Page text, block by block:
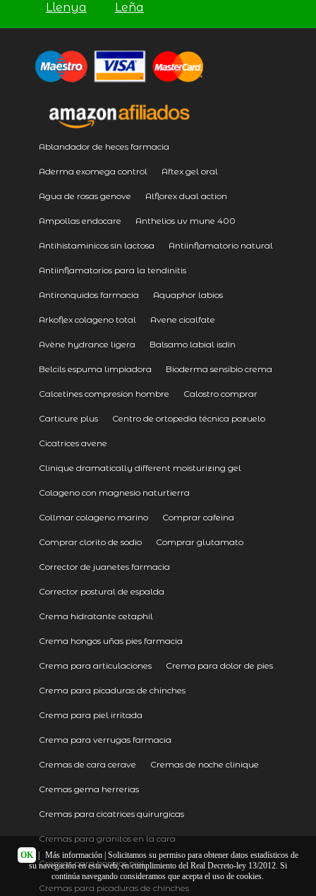
Llenya Leña
Ablandador de heces farmacia
Aderma exomega control Aftex gel oral
Agua de rosas genove Alflorex dual action
Ampollas endocare Anthelios uv mune 400
Antihistaminicos sin lactosa Antiinflamatorio natural
Antiinflamatorios para la tendinitis
Antironquidos farmacia Aquaphor labios
Arkoflex colageno total Avene cicalfate
Avène hydrance ligera Balsamo labial isdin
Belcils espuma limpiadora Bioderma sensibio crema
Calcetines compresion hombre Calostro comprar
Carticure plus Centro de ortopedia técnica pozuelo
Cicatrices avene
Clinique dramatically different moisturizing gel
Colageno con magnesio naturtierra
Collmar colageno marino Comprar cafeina
Comprar clorito de sodio Comprar glutamato
Corrector de juanetes farmacia
Corrector postural de espalda
Crema hidratante cetaphil
Crema hongos uñas pies farmacia
Crema para articulaciones Crema para dolor de pies
Crema para picaduras de chinches
Crema para piel irritada
Crema para verrugas farmacia
Cremas de cara cerave Cremas de noche clinique
Cremas gema herrerias
Cremas para cicatrices quirurgicas
Cremas para granitos en la cara
Cremas para hongos piel
Cremas para picaduras de chinches
OK Más información| Solicitamos su permiso para obtener datos estadísticos de
su navegación en esta web, en cumplimiento del Real Decreto-ley 13/2012. Si
continúa navegando consideramos que acepta el uso de cookies.